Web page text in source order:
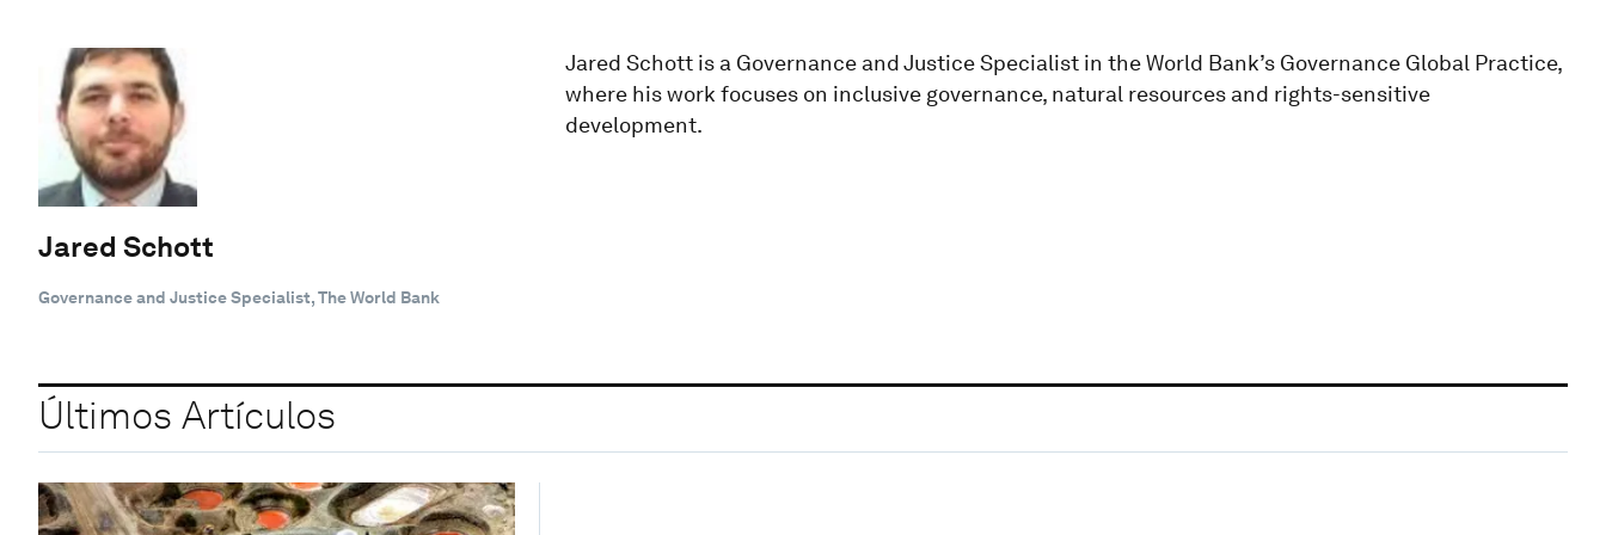
Jared Schott
Governance and Justice Specialist, The World Bank
Jared Schott is a Governance and Justice Specialist in the World Bank’s Governance Global Practice,
where his work focuses on inclusive governance, natural resources and rights-sensitive
development.
Últimos Artículos